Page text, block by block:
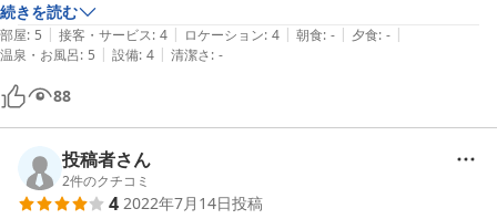
必要があります。
③風呂は温泉で何度も何時でも入浴可能ってのがいい。
④鉄道模型やプラレールがあるので、親子での宿泊は良いと思います。
続きを読む
部屋: 5 | 接客・サービス: 4 | ロケーション: 4 | 朝食: - | 夕食: - |
温泉・お風呂: 5 | 設備: 4 | 清潔さ: -
88
投稿者さん
2件のクチコミ
4 2022年7月14日投稿